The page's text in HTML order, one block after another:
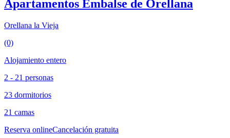
Apartamentos Embalse de Orellana
Orellana la Vieja
(0)
Alojamiento entero
2 - 21 personas
23 dormitorios
21 camas
Reserva onlineCancelación gratuita